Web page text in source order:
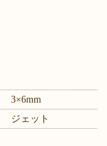
3×6mm
ジェット